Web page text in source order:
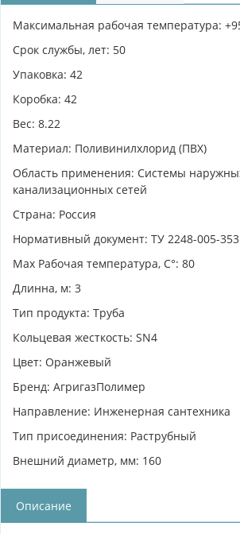
Максимальная рабочая температура:
Срок службы, лет: 50
Упаковка: 42
Коробка: 42
Вес: 8.22
Материал: Поливинилхлорид (ПВХ)
Область применения: Системы
канализационных сетей
Страна: Россия
Нормативный документ: ТУ 2248-005-
Max Рабочая температура, C°: 80
Длинна, м: 3
Тип продукта: Труба
Кольцевая жесткость: SN4
Цвет: Оранжевый
Бренд: АгригазПолимер
Направление: Инженерная сантехника
Тип присоединения: Раструбный
Внешний диаметр, мм: 160
Описание